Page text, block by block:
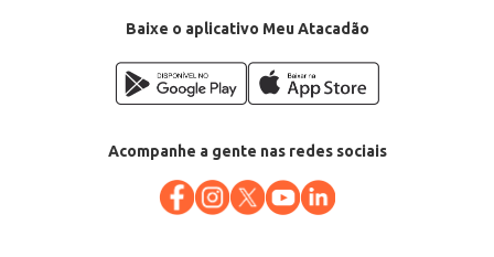
Baixe o aplicativo Meu Atacadão
Acompanhe a gente nas redes sociais